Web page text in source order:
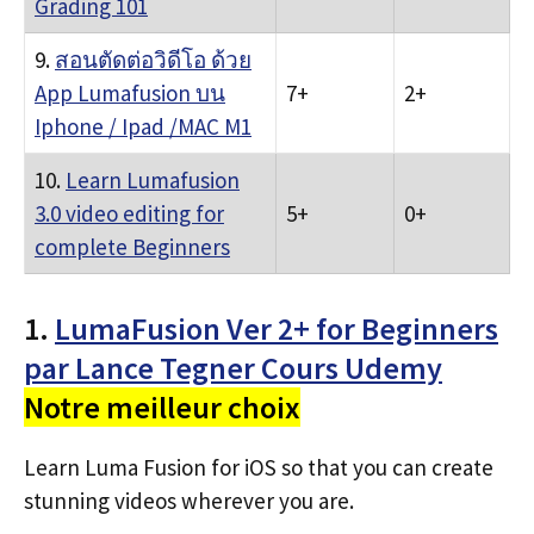
Grading 101
9. สอนตัดต่อวิดีโอ ด้วย
App Lumafusion บน
Iphone / Ipad /MAC M1
7+ 2+
10. Learn Lumafusion
3.0 video editing for
complete Beginners
5+ 0+
1. LumaFusion Ver 2+ for Beginners
par Lance Tegner Cours Udemy
Notre meilleur choix
Learn Luma Fusion for iOS so that you can create
stunning videos wherever you are.